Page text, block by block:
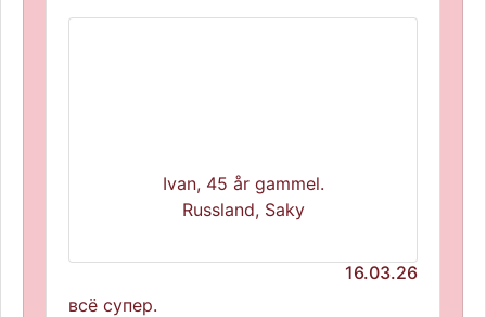
Ivan, 45 år gammel.
Russland, Saky
16.03.26
всё супер.